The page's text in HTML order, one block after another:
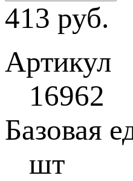
413 руб.
Артикул
16962
Базовая
шт